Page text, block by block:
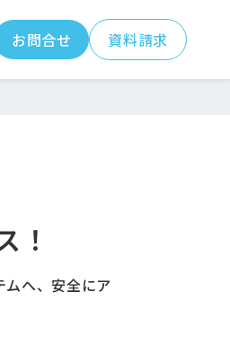
お問合せ 資料請求
！
ムへ、安全にア